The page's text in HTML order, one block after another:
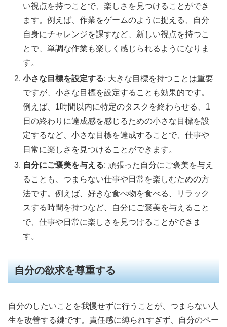
い視点を持つことで、楽しさを見つけることができ
ます。例えば、作業をゲームのように捉える、自分
自身にチャレンジを課すなど、新しい視点を持つこ
とで、単調な作業も楽しく感じられるようになりま
す。
小さな目標を設定する: 大きな目標を持つことは重要
ですが、小さな目標を設定することも効果的です。
例えば、1時間以内に特定のタスクを終わらせる、1
日の終わりに達成感を感じるための小さな目標を設
定するなど、小さな目標を達成することで、仕事や
日常に楽しさを見つけることができます。
自分にご褒美を与える: 頑張った自分にご褒美を与え
ることも、つまらない仕事や日常を楽しむための方
法です。例えば、好きな食べ物を食べる、リラック
スする時間を持つなど、自分にご褒美を与えること
で、仕事や日常に楽しさを見つけることができま
す。
自分の欲求を尊重する
自分のしたいことを我慢せずに行うことが、つまらない人
生を改善する鍵です。責任感に縛られすぎず、自分のペー